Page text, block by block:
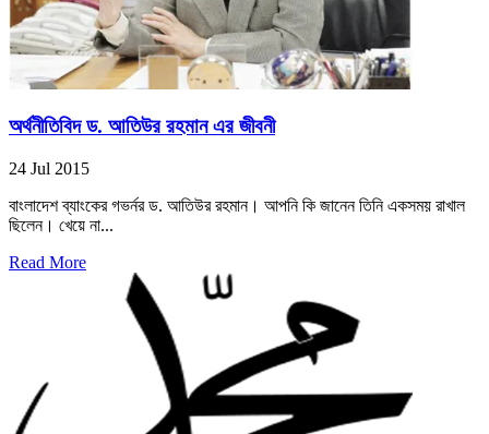
অর্থনীতিবিদ ড. আতিউর রহমান এর জীবনী
24 Jul 2015
বাংলাদেশ ব্যাংকের গভর্নর ড. আতিউর রহমান। আপনি কি জানেন তিনি একসময় রাখাল
ছিলেন। খেয়ে না...
Read More